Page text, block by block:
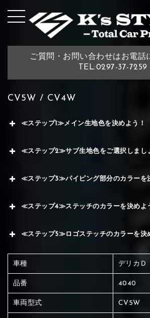
ご質問・お問い合わせはお電話
TEL:0297-37-7259
CV5W / CV4W
≪ステップ1≫メイン生地色を決めよう！
≪ステップ2≫サブ生地色をご選択しまし
≪ステップ3≫パイピング部分のカラーを
≪ステップ4≫ステッチのカラーを決めよ
≪ステップ5≫ロゴステッチのカラーを決
車種 デリカＤ
品番 4040
車両型式 CV5W